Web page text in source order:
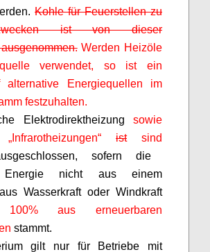
Kohle für Feuerstellen zu
ist von dieser
Werden Heizöle
verwendet, so ist ein
alternative Energiequellen im
festzuhalten.
Elektrodirektheizung sowie
ist
sind
sofern die
Energie nicht aus einem
Wasserkraft oder Windkraft
aus erneuerbaren
stammt.
gilt nur für Betriebe mit